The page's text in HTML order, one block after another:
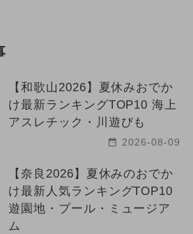
【和歌山2026】夏休みおでか
け最新ランキングTOP10 海上
アスレチック・川遊びも
2026-08-09
【奈良2026】夏休みのおでか
け最新人気ランキングTOP10
遊園地・プール・ミュージア
ム